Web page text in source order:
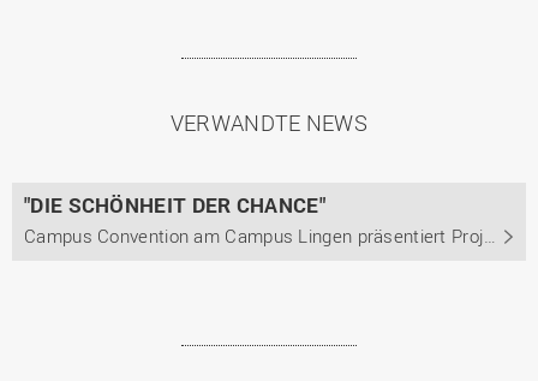
VERWANDTE NEWS
"DIE SCHÖNHEIT DER CHANCE"
Campus Convention am Campus Lingen präsentiert Projekte aus den Bereichen Start-up, Gesellschaft und Transformation